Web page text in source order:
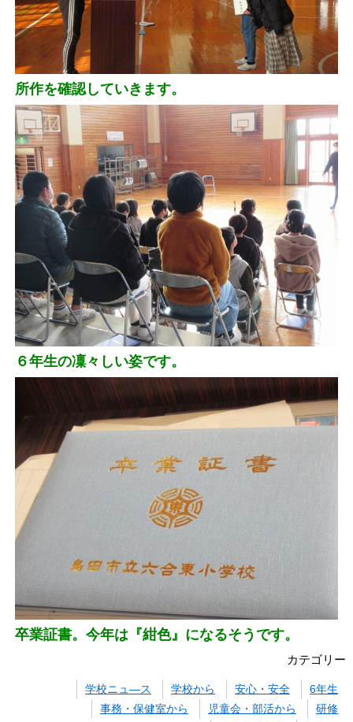
所作を確認していきます。
６年生の凜々しい姿です。
卒業証書。今年は『紺色』になるそうです。
カテゴリー
学校ニュ―ス 学校から 安心・安全
6年生
事務・保健室から
児童会・部活から
研修